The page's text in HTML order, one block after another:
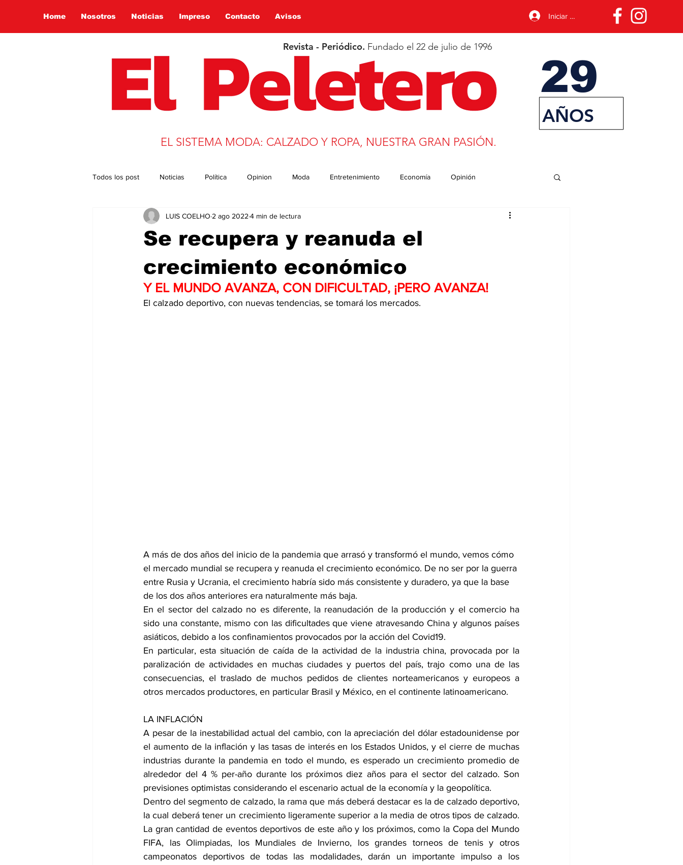
Home Nosotros Noticias Impreso Contacto Avisos Iniciar sesión
Revista - Periódico. Fundado el 22 de julio de 1996
29
AÑOS
EL SISTEMA MODA: CALZADO Y ROPA, NUESTRA GRAN PASIÓN.
Todos los post Noticias Política Opinion Moda Entretenimiento Economía Opinión
Presidencia 2022 Globalización Salud Educación Desarrollo
Se recupera y reanuda el
crecimiento económico
LUIS COELHO 2 ago 2022 4 min de lectura
Y EL MUNDO AVANZA, CON DIFICULTAD, ¡PERO AVANZA!
El calzado deportivo, con nuevas tendencias, se tomará los mercados.
A más de dos años del inicio de la pandemia que arrasó y transformó el mundo, vemos cómo
el mercado mundial se recupera y reanuda el crecimiento económico. De no ser por la guerra
entre Rusia y Ucrania, el crecimiento habría sido más consistente y duradero, ya que la base
de los dos años anteriores era naturalmente más baja.
En el sector del calzado no es diferente, la reanudación de la producción y el comercio ha
sido una constante, mismo con las dificultades que viene atravesando China y algunos países
asiáticos, debido a los confinamientos provocados por la acción del Covid19.
En particular, esta situación de caída de la actividad de la industria china, provocada por la
paralización de actividades en muchas ciudades y puertos del país, trajo como una de las
consecuencias, el traslado de muchos pedidos de clientes norteamericanos y europeos a
otros mercados productores, en particular Brasil y México, en el continente latinoamericano.
LA INFLACIÓN
A pesar de la inestabilidad actual del cambio, con la apreciación del dólar estadounidense por
el aumento de la inflación y las tasas de interés en los Estados Unidos, y el cierre de muchas
industrias durante la pandemia en todo el mundo, es esperado un crecimiento promedio de
alrededor del 4 % per-año durante los próximos diez años para el sector del calzado. Son
previsiones optimistas considerando el escenario actual de la economía y la geopolítica.
Dentro del segmento de calzado, la rama que más deberá destacar es la de calzado deportivo,
la cual deberá tener un crecimiento ligeramente superior a la media de otros tipos de calzado.
La gran cantidad de eventos deportivos de este año y los próximos, como la Copa del Mundo
FIFA, las Olimpiadas, los Mundiales de Invierno, los grandes torneos de tenis y otros
campeonatos deportivos de todas las modalidades, darán un importante impulso a los